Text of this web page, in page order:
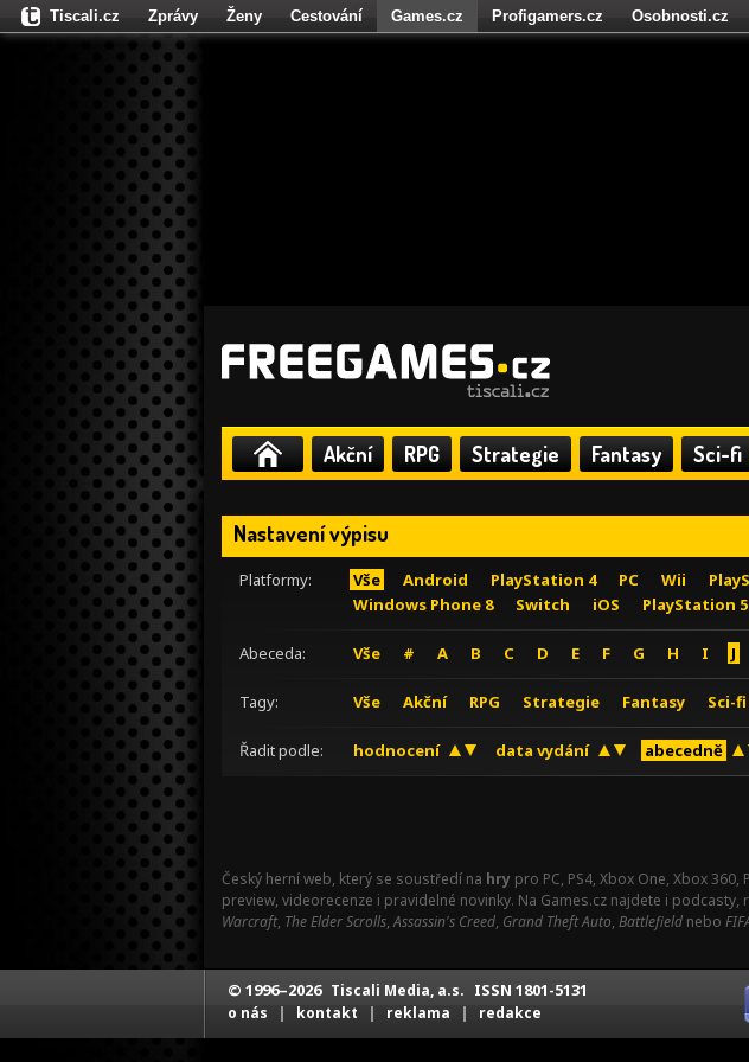
Akční RPG Strategie Fantasy Sci-fi
Nastavení výpisu
Platformy: Vše Android PlayStation 4 PC Wii
Windows Phone 8
Switch iOS PlayStation 5
Abeceda: Vše # A B C D E F G H I J
Tagy: Vše Akční RPG Strategie Fantasy Sci-fi
Řadit podle: hodnocení data vydání abecedně
Český herní web, který se soustředí na hry pro PC, PS4, Xbox One, Xbox
preview, videorecenze i pravidelné novinky. Na Games.cz najdete i
Warcraft, The Elder Scrolls,Assassin's Creed, Grand Theft Auto, Battlefield nebo
Tiscali.cz Zprávy Ženy Cestování Games.cz Profigamers.cz Osobnosti.cz
Fights.cz
© 1996–2026 Tiscali Media, a.s. ISSN 1801-5131
o nás | kontakt | reklama | redakce